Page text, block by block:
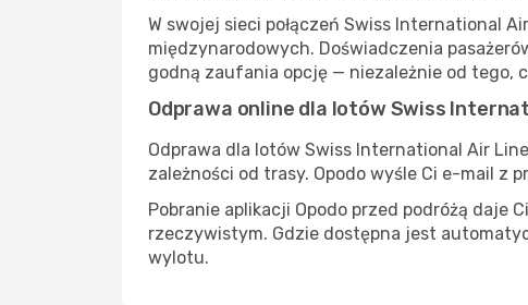
W swojej sieci połączeń Swiss International
międzynarodowych. Doświadczenia
godną zaufania opcję — niezależnie od tego,
Odprawa online dla lotów Swiss
Odprawa dla lotów Swiss International Air
zależności od trasy. Opodo wyśle Ci e-mail
Pobranie aplikacji Opodo przed podróżą daje
rzeczywistym. Gdzie dostępna jest
wylotu.